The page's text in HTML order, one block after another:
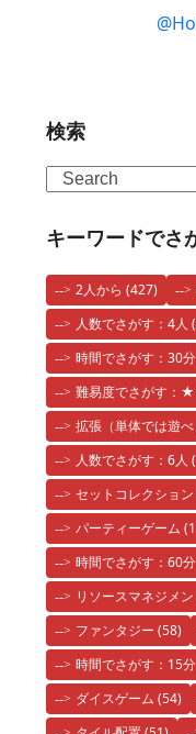
検索
Search
キーワードでさ
2人から (427)
人数でさがす：4人
時間でさがす：30分
難易度でさがす
拡張（単体では遊べ
人数でさがす：6人
セットコレクション
パーティーゲーム
時間でさがす：60分
リソースマネジメン
ファンタジー (58)
時間でさがす：15分
ダイスゲーム (54)